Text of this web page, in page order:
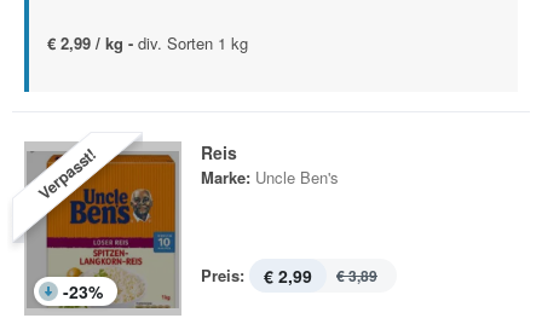
€ 2,99 / kg - div. Sorten 1 kg
Verpasst!
-23%
Reis
Marke: Uncle Ben's
Preis: € 2,99 € 3,89